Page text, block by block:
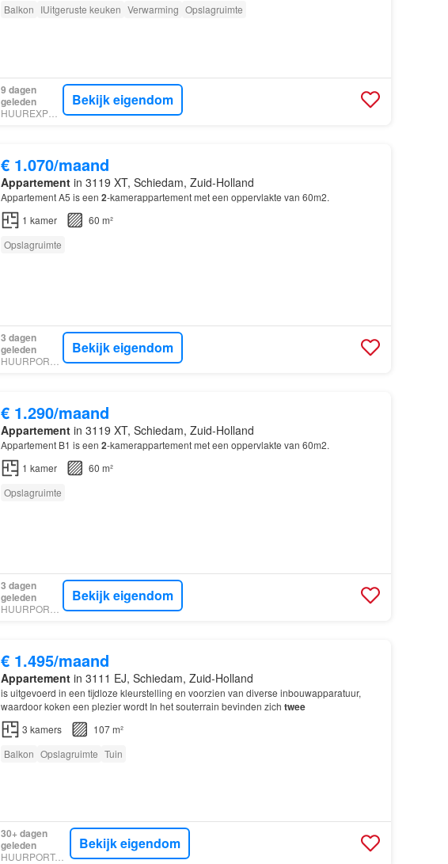
Balkon IUitgeruste keuken Verwarming Opslagruimte
9 dagen
geleden
HUUREXPERT
Bekijk eigendom
€ 1.070/maand
Appartementin 3119 XT, Schiedam, Zuid-Holland
Appartement A5 is een 2-kamerappartement met een oppervlakte van 60m2.
1 kamer
60 m²
Opslagruimte
3 dagen
geleden
Bekijk eigendom
€ 1.290/maand
Appartementin 3119 XT, Schiedam, Zuid-Holland
Appartement B1 is een 2-kamerappartement met een oppervlakte van 60m2.
1 kamer
60 m²
Opslagruimte
3 dagen
geleden
Bekijk eigendom
€ 1.495/maand
Appartementin 3111 EJ, Schiedam, Zuid-Holland
is uitgevoerd in een tijdloze kleurstelling en voorzien van diverse inbouwapparatuur,
waardoor koken een plezier wordt In het souterrain bevinden zich twee
3 kamers
107 m²
Balkon Opslagruimte Tuin
30+ dagen
geleden
HUURPORTAAL
Bekijk eigendom